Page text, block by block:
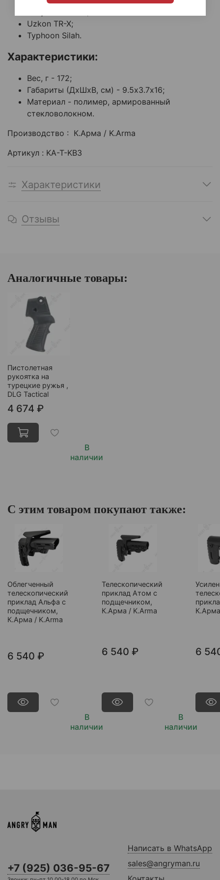
Uzkon TR-X;
Typhoon Silah.
Характеристики:
Вес, г - 172;
Габариты (ДхШхВ, см) - 9.5х3.7х16;
Материал - полимер, армированный
стекловолокном.
Производство : К.Арма / K.Arma
Артикул : KA-T-KB3
Характеристики
Отзывы
Аналогичные товары:
Пистолетная
рукоятка на
турецкие ружья ,
DLG Tactical
В
наличии
4 674 ₽
С этим товаром покупают также:
Облегченный
телескопический
приклад Альфа с
подщечником,
К.Арма / K.Arma
В
наличии
6 540 ₽
Телескопический
приклад Атом с
подщечником,
К.Арма / K.Arma
В
наличии
6 540 ₽ 6
+7 (925) 036-95-67
Написать в WhatsApp
sales@angryman.ru